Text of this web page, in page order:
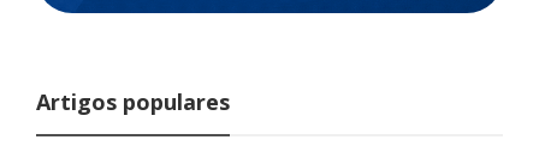
Artigos populares